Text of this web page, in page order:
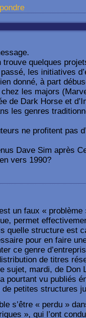
trouve quelques
les initiatives
donné, à part
les majors
de Dark Horse et
les genres
ne profitent pas
Dave Sim après
vers 1990?
un faux «
permet
quelle structure est
pour en faire
ce genre
de titres
sujet, mardi, de Don
pourtant vu publiés
de petites structures
s’être « perdu »
», qui l’ont